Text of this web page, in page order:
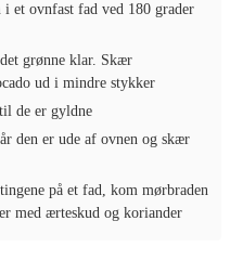
et ovnfast fad ved 180 grader
grønne klar. Skær
ud i mindre stykker
de er gyldne
den er ude af ovnen og skær
på et fad, kom mørbraden
med ærteskud og koriander